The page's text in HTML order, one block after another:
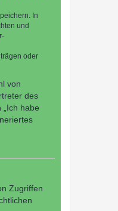
In
und
oder
von
des
habe
Zugriffen